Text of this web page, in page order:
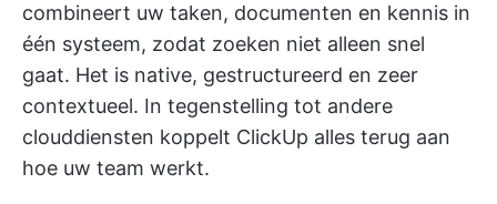
combineert uw taken, documenten en kennis in
één systeem, zodat zoeken niet alleen snel
gaat. Het is native, gestructureerd en zeer
contextueel. In tegenstelling tot andere
clouddiensten koppelt ClickUp alles terug aan
hoe uw team werkt.